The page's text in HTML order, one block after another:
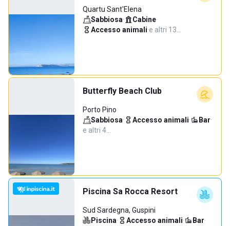
Quartu Sant'Elena
Sabbiosa· Cabine·
Accesso animali·e altri 13…
Butterfly Beach Club
Porto Pino
Sabbiosa· Accesso animali· Bar·
e altri 4…
Piscina Sa Rocca Resort
Sud Sardegna, Guspini
Piscina· Accesso animali· Bar·